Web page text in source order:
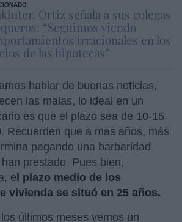
Ortiz señala a sus colegas
“Seguimos viendo
irracionales en los
de las hipotecas”
hablar de buenas noticias,
las malas, lo ideal en un
es que el plazo sea de 10-15
Recuerden que a mas años, más
pagando una barbaridad
prestado. Pues bien,
el plazo medio de los
vivienda se situó en 25 años.
últimos meses vemos un